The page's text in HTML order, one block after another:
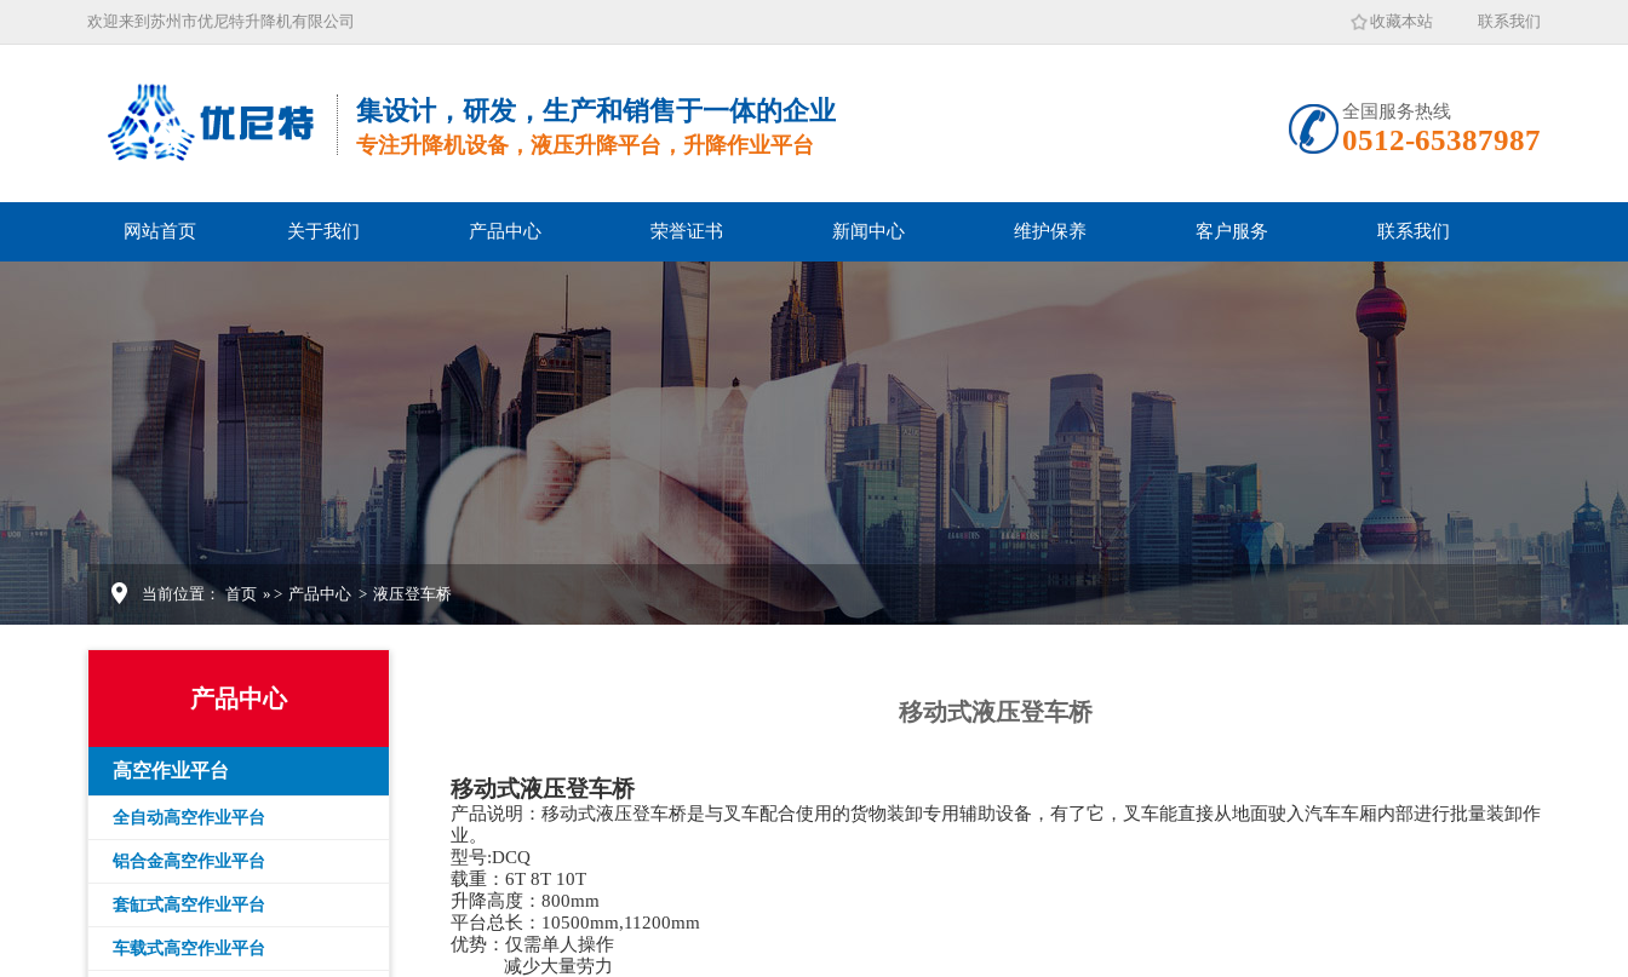
欢迎来到苏州市优尼特升降机有限公司 收藏本站 联系我们
集设计，研发，生产和销售于一体的企业
专注升降机设备，液压升降平台，升降作业平台
全国服务热线
0512-65387987
网站首页 关于我们 产品中心 荣誉证书 新闻中心 维护保养 客户服务 联系我们
当前位置： 首页 » > 产品中心 > 液压登车桥
产品中心
高空作业平台
全自动高空作业平台
铝合金高空作业平台
套缸式高空作业平台
车载式高空作业平台
移动式液压登车桥
移动式液压登车桥
产品说明：移动式液压登车桥是与叉车配合使用的货物装卸专用辅助设备，有了它，叉车能直接从地面驶入汽车车厢内部进行批量装卸作
业。
型号:DCQ
载重： 6T 8T 10T
升降高度： 800mm
平台总长： 10500mm,11200mm
优势：仅需单人操作
减少大量劳力